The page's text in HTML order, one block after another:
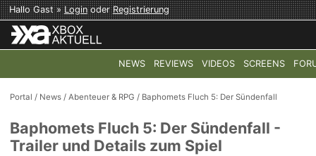
Hallo Gast »LoginoderRegistrierung
NEWS REVIEWS VIDEOS SCREENS
COD: MODERN WARFARE 4 HALO:
Portal / News /Abenteuer & RPG / Baphomets Fluch 5: Der Sündenfall
Baphomets Fluch 5: Der Sündenfall -
Trailer und Details zum Spiel